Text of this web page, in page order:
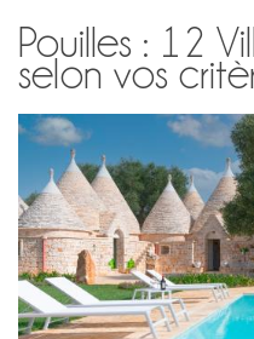
Pouilles : 12
selon vos